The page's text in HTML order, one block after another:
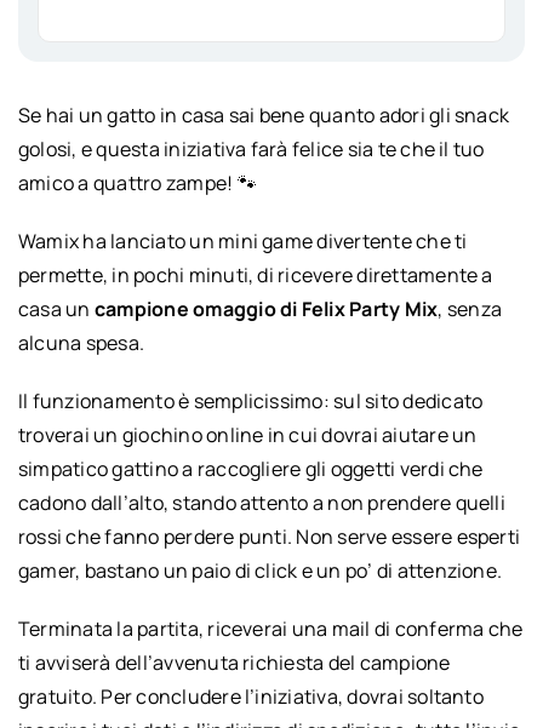
Se hai un gatto in casa sai bene quanto adori gli snack
golosi, e questa iniziativa farà felice sia te che il tuo
amico a quattro zampe! 🐾
Wamix ha lanciato un mini game divertente che ti
permette, in pochi minuti, di ricevere direttamente a
casa un campione omaggio di Felix Party Mix, senza
alcuna spesa.
Il funzionamento è semplicissimo: sul sito dedicato
troverai un giochino online in cui dovrai aiutare un
simpatico gattino a raccogliere gli oggetti verdi che
cadono dall’alto, stando attento a non prendere quelli
rossi che fanno perdere punti. Non serve essere esperti
gamer, bastano un paio di click e un po’ di attenzione.
Terminata la partita, riceverai una mail di conferma che
ti avviserà dell’avvenuta richiesta del campione
gratuito. Per concludere l’iniziativa, dovrai soltanto